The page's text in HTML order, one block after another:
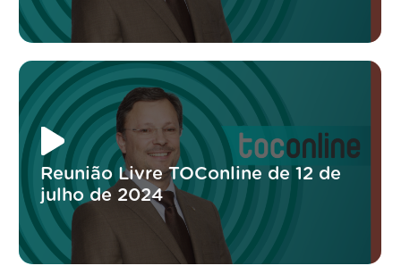
Reunião Livre TOConline de 12 de
julho de 2024